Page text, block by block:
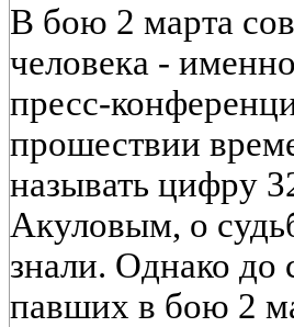
В бою 2 марта
человека -
пресс-
прошествии
называть цифру
Акуловым, о
знали. Однако до
павших в бою 2